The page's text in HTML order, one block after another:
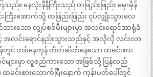
ြသည်။ နေလုံးနီနီကြီးသည် တဖြည်းဖြည်း မှေးမှိန်
ကြီးအောက်သို့ တဖြည်းဖြည်း ငုပ်လျှိုးသွားလေ
ားသော လျှပ်စစ်မီးများမှာ အလင်းရောင်အာရုံခံ
အလင်းရောင်နည်းသွားသည်နှင့် အလိုလို လင်းလာ
န်တွင် တစ်နေကုန် တိတ်ဆိတ်နေသော ထမင်းစား
များမှာ လူစည်ကားသော အဖြစ်သို့ ပြန်လည်
င်းစားသောက်ပြီးနောက် ကုန်းပတ်ပေါ်တွင်